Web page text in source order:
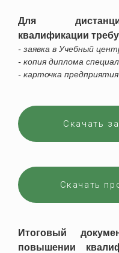
Для
квалификации
- заявка в Учебный
- копия диплома
- карточка предприятия
Скачать
Скачать
Итоговый
повышении